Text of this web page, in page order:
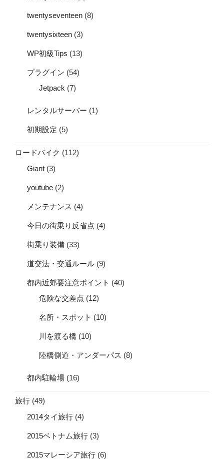
twentyseventeen (8)
twentysixteen (3)
WP初級Tips (13)
プラグイン (54)
Jetpack (7)
レンタルサーバー (1)
初期設定 (5)
ロードバイク (112)
Giant (3)
youtube (2)
メンテナンス (4)
今日の街乗り反省点 (4)
街乗り装備 (33)
道交法・交通ルール (9)
都内近郊要注意ポイント (40)
危険な交差点 (12)
名所・スポット (10)
川を渡る橋 (10)
陸橋側道・アンダーパス (8)
都内駐輪場 (16)
旅行 (49)
2014タイ旅行 (4)
2015ベトナム旅行 (3)
2015マレーシア旅行 (6)